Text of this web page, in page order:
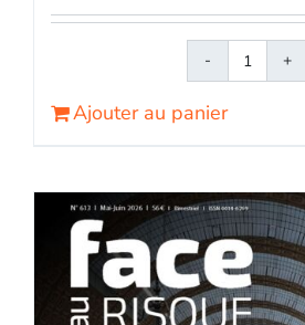
quantité
papier
n°
614
-
Juillet-
Ajouter au panier